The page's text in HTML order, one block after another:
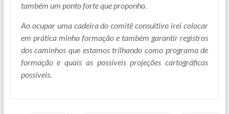
também um ponto forte que proponho.
Ao ocupar uma cadeira do comitê consultivo irei colocar
em prática minha formação e também garantir registros
dos caminhos que estamos trilhando como programa de
formação e quais as possíveis projeções cartográficas
possíveis.